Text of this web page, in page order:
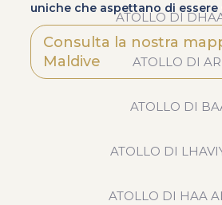
uniche che aspettano di essere
Consulta la nostra
Maldive
ATOLLO DI
ATOLLO DI
ATOLLO DI
ATOLLO DI
ATOLLO DI HAA